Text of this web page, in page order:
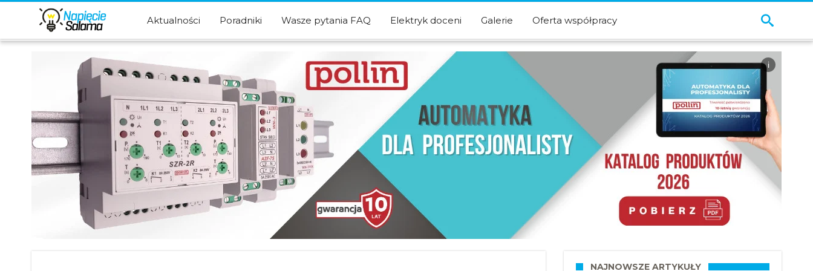
Aktualności Poradniki Wasze pytania FAQ Elektryk doceni Galerie Oferta współpracy
i
NAJNOWSZE ARTYKUŁY